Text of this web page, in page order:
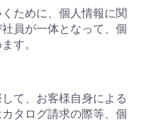
ために、個人情報に関
員が一体となって、個
す。
て、お客様自身による
タログ請求の際等、個